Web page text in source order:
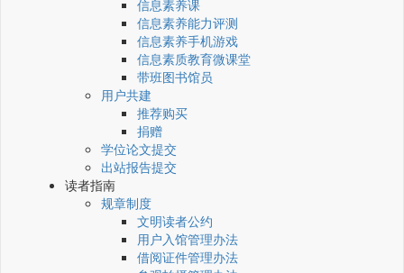
信息素养课
信息素养能力评测
信息素养手机游戏
信息素质教育微课堂
带班图书馆员
用户共建
推荐购买
捐赠
学位论文提交
出站报告提交
读者指南
规章制度
文明读者公约
用户入馆管理办法
借阅证件管理办法